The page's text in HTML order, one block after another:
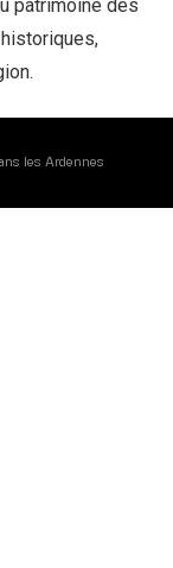
patrimoine des
les Ardennes